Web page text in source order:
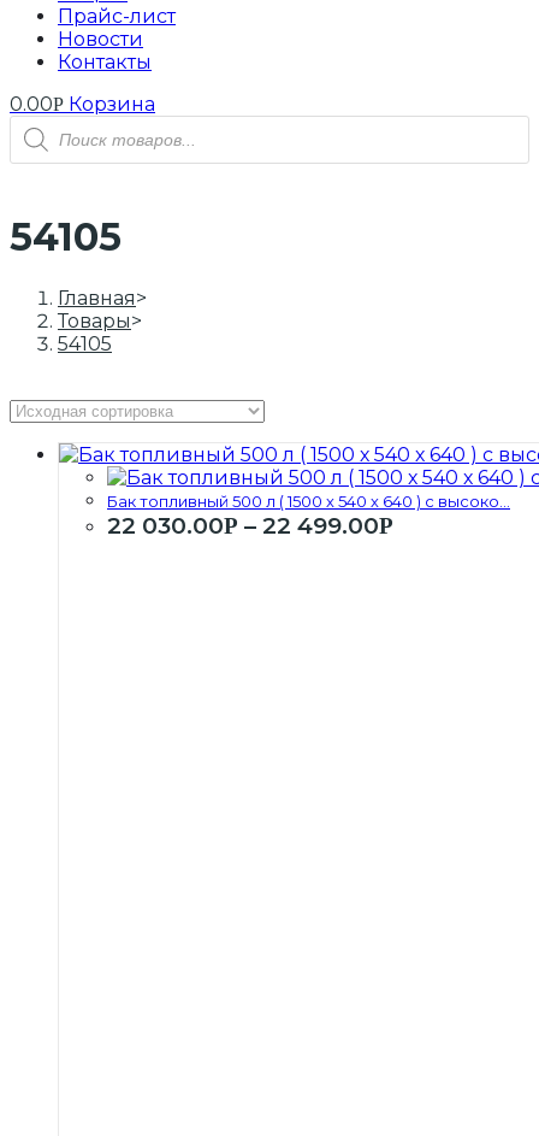
Прайс-лист
Новости
Контакты
0.00Р Корзина
Поиск
товаров
54105
Главная>
Товары>
54105
Бак топливный 500 л ( 1500 х 540 х 640 ) с высоко...
22 030.00Р – 22 499.00Р